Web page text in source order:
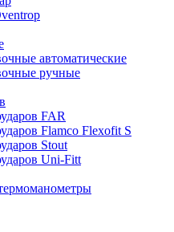
автоматические
ручные
FAR
Flamco Flexofit S
Stout
Uni-Fitt